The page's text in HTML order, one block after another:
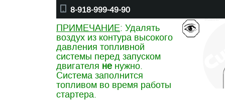
8-918-999-49-90
ПРИМЕЧАНИЕ: Удалять
воздух из контура высокого
давления топливной
системы перед запуском
двигателя не нужно.
Система заполнится
топливом во время работы
стартера.